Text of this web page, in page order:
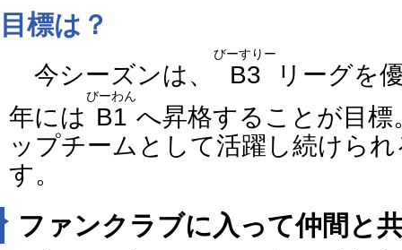
目標は？
今シーズンは、 B3
びーすりー
リーグを
年には B1
びーわん
へ昇格することが目標
ップチームとして活躍し続けら
す。
ファンクラブに入って仲間と